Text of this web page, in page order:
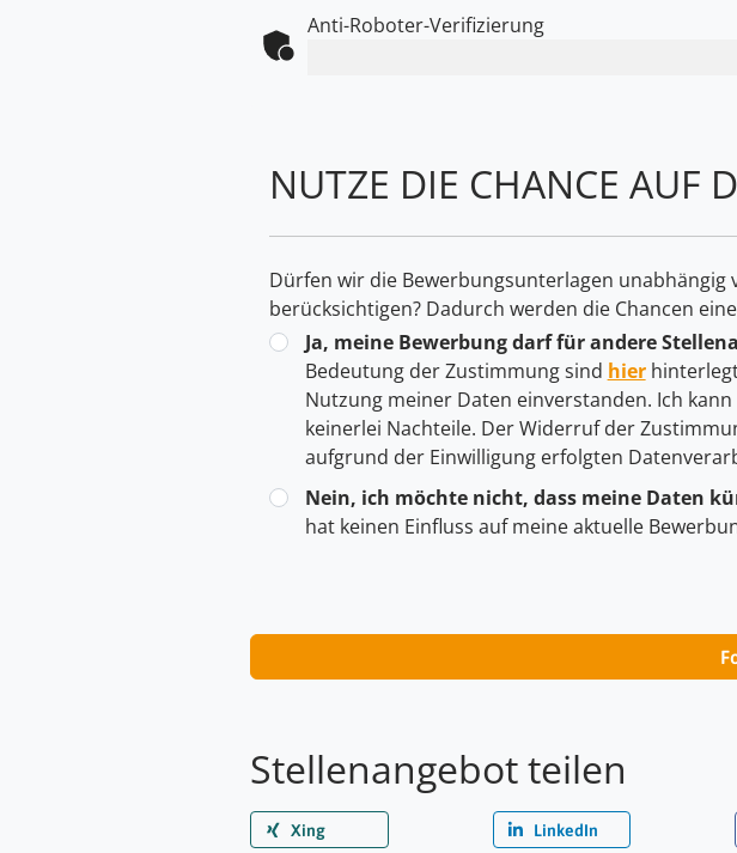
Anti-Roboter-Verifizierung
NUTZE DIE CHANCE AUF
Dürfen wir die Bewerbungsunterlagen
berücksichtigen? Dadurch werden die Chancen
Ja, meine Bewerbung darf für andere
Bedeutung der Zustimmung sind hier
Nutzung meiner Daten einverstanden. Ich
keinerlei Nachteile. Der Widerruf der
aufgrund der Einwilligung erfolgten
Nein, ich möchte nicht, dass meine Daten
hat keinen Einfluss auf meine aktuelle
Stellenangebot teilen
Xing LinkedIn